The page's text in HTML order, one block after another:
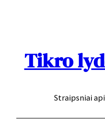
Tikro
Straipsniai